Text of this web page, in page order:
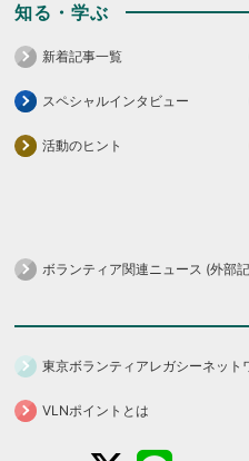
知る・学ぶ
新着記事一覧
スペシャルインタビュー
活動のヒント
ボランティア関連ニュース (外部
東京ボランティアレガシーネット
VLNポイントとは